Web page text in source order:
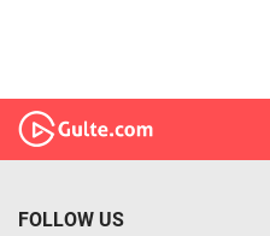
FOLLOW US